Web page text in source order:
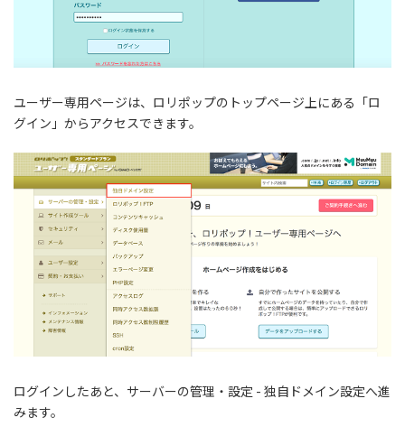
ユーザー専用ページは、ロリポップのトップページ上にある「ロ
グイン」からアクセスできます。
ログインしたあと、サーバーの管理・設定 - 独自ドメイン設定へ進
みます。